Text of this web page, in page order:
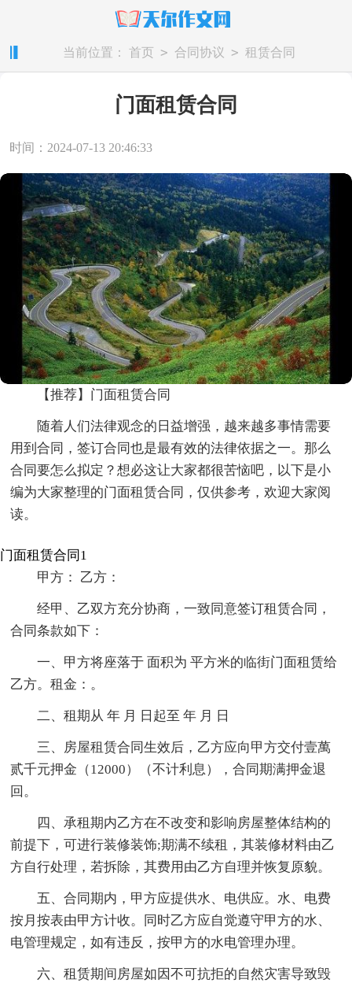
当前位置： 首页 > 合同协议 > 租赁合同
门面租赁合同
时间：2024-07-13 20:46:33
【推荐】门面租赁合同
随着人们法律观念的日益增强，越来越多事情需要
用到合同，签订合同也是最有效的法律依据之一。那么
合同要怎么拟定？想必这让大家都很苦恼吧，以下是小
编为大家整理的门面租赁合同，仅供参考，欢迎大家阅
读。
门面租赁合同1
甲方： 乙方：
经甲、乙双方充分协商，一致同意签订租赁合同，
合同条款如下：
一、甲方将座落于 面积为 平方米的临街门面租赁给
乙方。租金：。
二、租期从 年 月 日起至 年 月 日
三、房屋租赁合同生效后，乙方应向甲方交付壹萬
贰千元押金（12000）（不计利息），合同期满押金退
回。
四、承租期内乙方在不改变和影响房屋整体结构的
前提下，可进行装修装饰;期满不续租，其装修材料由乙
方自行处理，若拆除，其费用由乙方自理并恢复原貌。
五、合同期内，甲方应提供水、电供应。水、电费
按月按表由甲方计收。同时乙方应自觉遵守甲方的水、
电管理规定，如有违反，按甲方的水电管理办理。
六、租赁期间房屋如因不可抗拒的自然灾害导致毁